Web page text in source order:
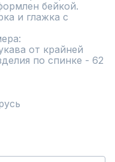
бейкой.
и глажка с
от крайней
по спинке - 62